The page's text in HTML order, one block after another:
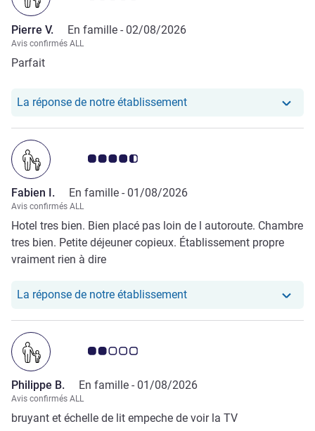
Pierre V. En famille - 02/08/2026
Avis confirmés ALL
Parfait
La réponse de notre établissementNotre hôtel a repondu au
Note Avis clients 4.5/5
Fabien I. En famille - 01/08/2026
Avis confirmés ALL
Hotel tres bien. Bien placé pas loin de l autoroute. Chambre
tres bien. Petite déjeuner copieux. Établissement propre
vraiment rien à dire
La réponse de notre établissementNotre hôtel a repondu au
Note Avis clients 2.0/5
Philippe B. En famille - 01/08/2026
Avis confirmés ALL
bruyant et échelle de lit empeche de voir la TV